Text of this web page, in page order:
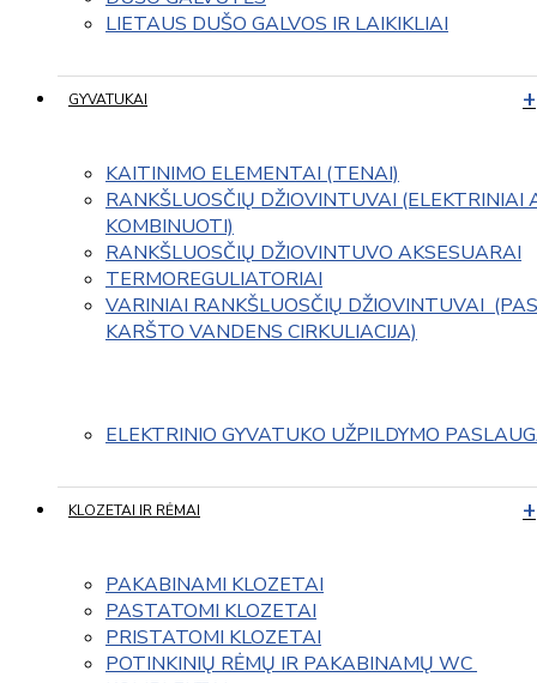
LIETAUS DUŠO GALVOS IR LAIKIKLIAI
GYVATUKAI
KAITINIMO ELEMENTAI (TENAI)
RANKŠLUOSČIŲ DŽIOVINTUVAI (ELEKTRINIAI
KOMBINUOTI)
RANKŠLUOSČIŲ DŽIOVINTUVO AKSESUARAI
TERMOREGULIATORIAI
VARINIAI RANKŠLUOSČIŲ DŽIOVINTUVAI
KARŠTO VANDENS CIRKULIACIJA)
ELEKTRINIO GYVATUKO UŽPILDYMO
KLOZETAI IR RĖMAI
PAKABINAMI KLOZETAI
PASTATOMI KLOZETAI
PRISTATOMI KLOZETAI
POTINKINIŲ RĖMŲ IR PAKABINAMŲ WC